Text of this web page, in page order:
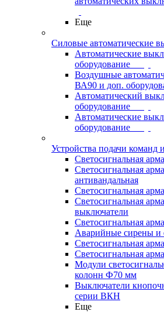
Еще
Силовые автоматические
Автоматические
оборудование
Воздушные
ВА90 и доп.
Автоматический
оборудование
Автоматические
оборудование
Устройства подачи команд
Светосигнальная
Светосигнальная
антивандальная
Светосигнальная
Светосигнальная
выключатели
Светосигнальная
Аварийные сирены и
Светосигнальная
Светосигнальная
Модули
колонн Ф70 мм
Выключатели
серии ВКН
Еще